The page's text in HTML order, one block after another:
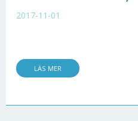
2017-11-01
LÄS MER